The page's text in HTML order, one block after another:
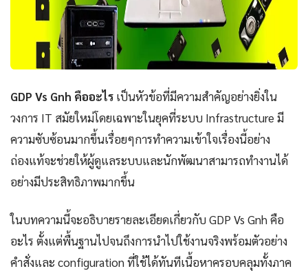
GDP Vs Gnh คืออะไร เป็นหัวข้อที่มีความสำคัญอย่างยิ่งใน
วงการ IT สมัยใหม่โดยเฉพาะในยุคที่ระบบ Infrastructure มี
ความซับซ้อนมากขึ้นเรื่อยๆการทำความเข้าใจเรื่องนี้อย่าง
ถ่องแท้จะช่วยให้ผู้ดูแลระบบและนักพัฒนาสามารถทำงานได้
อย่างมีประสิทธิภาพมากขึ้น
ในบทความนี้จะอธิบายรายละเอียดเกี่ยวกับ GDP Vs Gnh คือ
อะไร ตั้งแต่พื้นฐานไปจนถึงการนำไปใช้งานจริงพร้อมตัวอย่าง
คำสั่งและ configuration ที่ใช้ได้ทันทีเนื้อหาครอบคลุมทั้งภาค